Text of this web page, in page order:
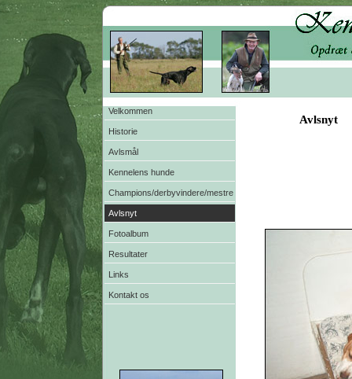
Velkommen
Historie
Avlsmål
Kennelens hunde
Champions/derbyvindere/mestre
Avlsnyt
Fotoalbum
Resultater
Links
Kontakt os
Avlsnyt